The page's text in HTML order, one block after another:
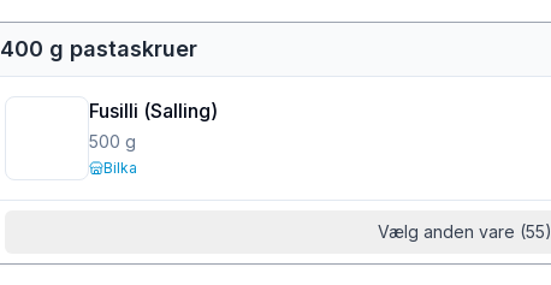
400 g pastaskruer
Fusilli (Salling)
500 g
Bilka
Vælg anden vare (55)